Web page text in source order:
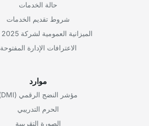
حالة الخدمات
شروط تقديم الخدمات
الميزانية العمومية لشركة AOC 2025
الاعترافات الإدارة المفتوحة
موارد
مؤشر النضج الرقمي (DMI)
الحرم التدريبي
الصورة التقريبية